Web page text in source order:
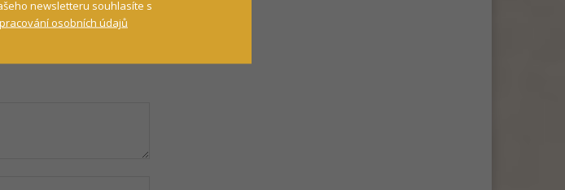
newsletteru souhlasíte s
osobních údajů